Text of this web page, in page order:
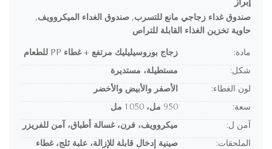
صندوق غداء زجاجي مانع للتسرب,صندوق الغداء الميكروويف,
حاوية تخزين الغذاء القابلة للتراص
زجاج بوروسيليليك مرتفع + غطاء PP للطعام
شكل: مستطيلة، مستديرة
لون الغطاء: الأصفر والأبيض والأخضر
آمن ل: ميكروويف، فرن، غسالة أطباق، آمن للفريزر
الملحقات:
صينية إدخال قابلة للإزالة، علبة ثلج، غطاء